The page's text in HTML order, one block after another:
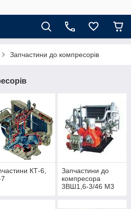
Запчастини до компресорів
КТ-6,
Запчастини до
компресора
3ВШ1,6-3/46 М3